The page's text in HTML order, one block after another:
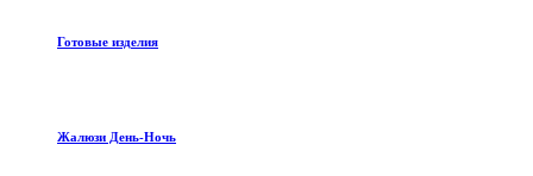
Готовые изделия
Жалюзи День-Ночь